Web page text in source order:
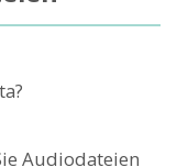
Audiodateien